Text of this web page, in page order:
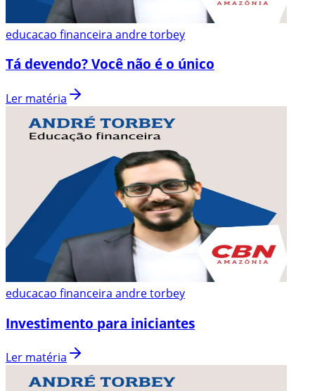
educacao financeira andre torbey
Tá devendo? Você não é o único
Ler matéria
educacao financeira andre torbey
Investimento para iniciantes
Ler matéria